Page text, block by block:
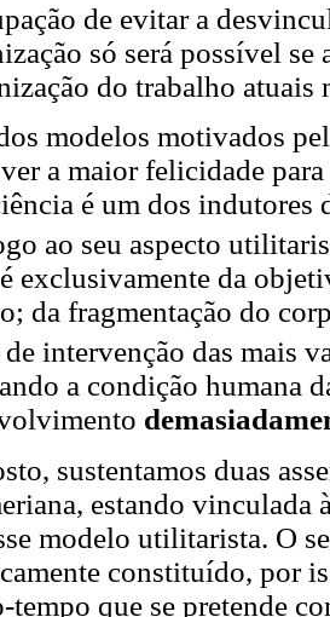
de evitar a
só será possível
do trabalho
modelos motivados
a maior felicidade
é um dos indutores
ao seu aspecto
exclusivamente da
da fragmentação do
intervenção das mais
a condição humana
sustentamos duas
estando vinculada
modelo utilitarista. O
constituído, por
tempo que se pretende